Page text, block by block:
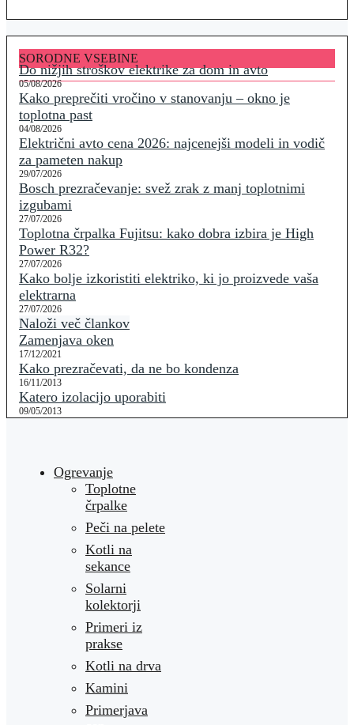
SORODNE VSEBINE
Do nižjih stroškov elektrike za dom in avto
05/08/2026
Kako preprečiti vročino v stanovanju – okno je
toplotna past
04/08/2026
Električni avto cena 2026: najcenejši modeli in vodič
za pameten nakup
29/07/2026
Bosch prezračevanje: svež zrak z manj toplotnimi
izgubami
27/07/2026
Toplotna črpalka Fujitsu: kako dobra izbira je High
Power R32?
27/07/2026
Kako bolje izkoristiti elektriko, ki jo proizvede vaša
elektrarna
27/07/2026
Naloži več člankov
Zamenjava oken
17/12/2021
Kako prezračevati, da ne bo kondenza
16/11/2013
Katero izolacijo uporabiti
09/05/2013
Ogrevanje
Toplotne
črpalke
Peči na pelete
Kotli na
sekance
Solarni
kolektorji
Primeri iz
prakse
Kotli na drva
Kamini
Primerjava